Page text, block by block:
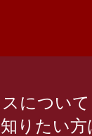
につい
りたい方